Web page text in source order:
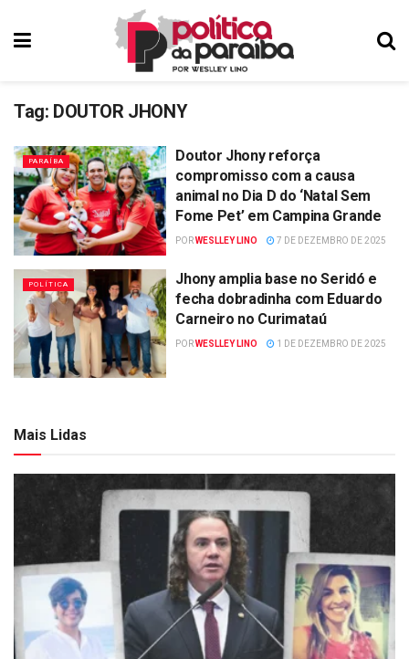
Tag: DOUTOR JHONY
PARAÍBA
Doutor Jhony reforça
compromisso com a causa
animal no Dia D do ‘Natal Sem
Fome Pet’ em Campina Grande
PORWESLLEY LINO 7 DE DEZEMBRO DE 2025
POLÍTICA
Jhony amplia base no Seridó e
fecha dobradinha com Eduardo
Carneiro no Curimataú
PORWESLLEY LINO 1 DE DEZEMBRO DE 2025
Mais Lidas